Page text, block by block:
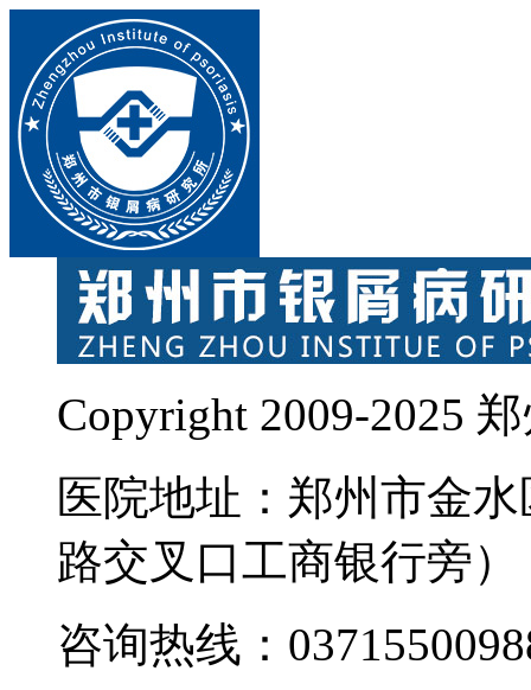
Copyright 2009-2025
医院地址：郑州市金
路交叉口工商银行旁）
咨询热线：